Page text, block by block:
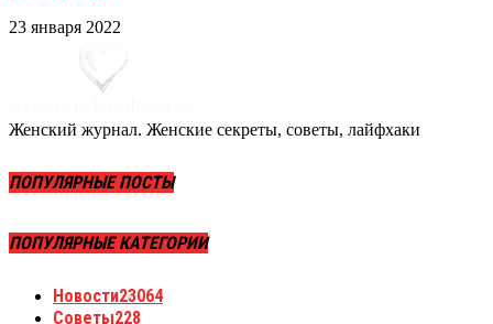
23 января 2022
Женский журнал. Женские секреты, советы, лайфхаки
ПОПУЛЯРНЫЕ ПОСТЫ
ПОПУЛЯРНЫЕ КАТЕГОРИИ
Новости23064
Советы228